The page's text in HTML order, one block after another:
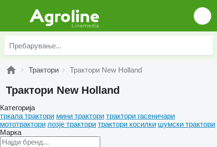
Трактори Трактори New Holland
Трактори New Holland
Категорија
тркала трактори мини трактори трактори гасеничари
мототрактори лозје трактори трактори косилки шумски трактори
Марка